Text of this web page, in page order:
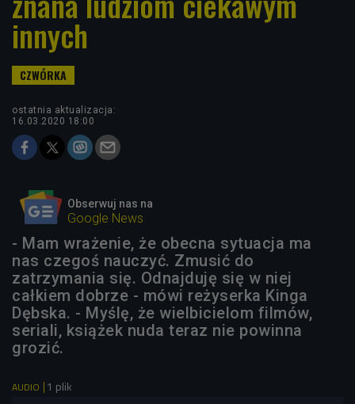
innych
ostatnia aktualizacja:
16.03.2020 18:00
Obserwuj nas na
Google News
- Mam wrażenie, że obecna sytuacja ma
nas czegoś nauczyć. Zmusić do
zatrzymania się. Odnajduję się w niej
całkiem dobrze - mówi reżyserka Kinga
Dębska. - Myślę, że wielbicielom filmów,
seriali, książek nuda teraz nie powinna
grozić.
AUDIO 1 plik